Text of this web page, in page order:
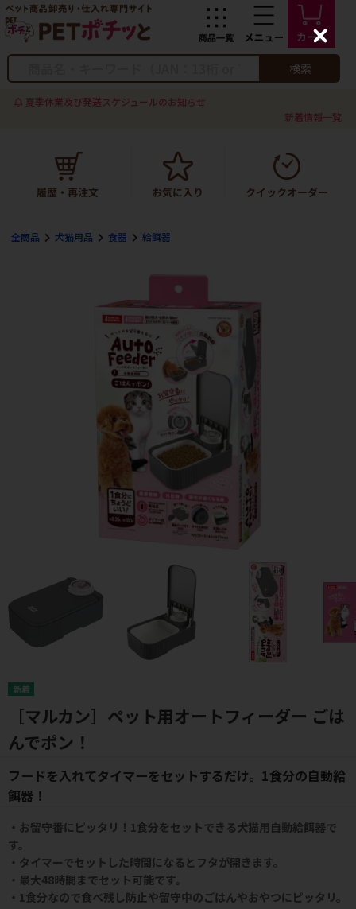
検索
夏季休業及び発送スケジュールのお知らせ
新着情報一覧
全商品 犬猫用品 食器 給餌器
［マルカン］ペット用オートフィーダー ごは
んでポン！
フードを入れてタイマーをセットするだけ。1食分の自動給
餌器！
・お留守番にピッタリ！1食分をセットできる犬猫用自動給餌器で
す。
・タイマーでセットした時間になるとフタが開きます。
・最大48時間までセット可能です。
・1食分なので食べ残し防止や留守中のごはんやおやつにピッタリ。
C
l
s